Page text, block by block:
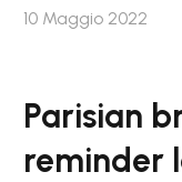
10 Maggio 2022
Parisian
reminder